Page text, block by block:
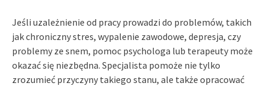
Jeśli uzależnienie od pracy prowadzi do problemów, takich
jak chroniczny stres, wypalenie zawodowe, depresja, czy
problemy ze snem, pomoc psychologa lub terapeuty może
okazać się niezbędna. Specjalista pomoże nie tylko
zrozumieć przyczyny takiego stanu, ale także opracować